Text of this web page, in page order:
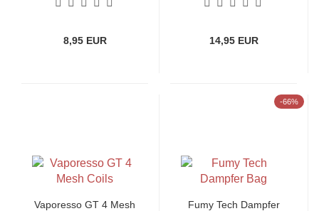
8,95 EUR 14,95 EUR
Vaporesso GT 4 Mesh
-66%
Fumy Tech Dampfer